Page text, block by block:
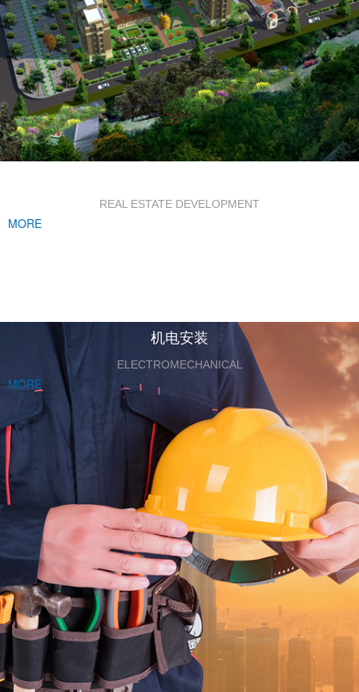
REAL ESTATE DEVELOPMENT
MORE
机电安装
ELECTROMECHANICAL
MORE